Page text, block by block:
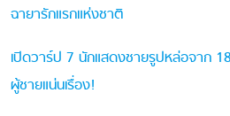
ฉายารักแรกแห่งชาติ
เปิดวาร์ป 7 นักแสดงชายรูปหล่อจาก
ผู้ชายแน่นเรื่อง!